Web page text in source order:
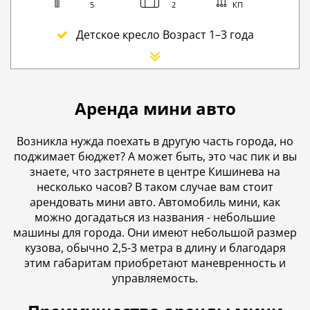
5
2
КП
Детское кресло Возраст 1–3 года
Сиденье для новорожденного
Дополнительное покрытие (SCDW)
GPS навигатор
Зимние цепи
Мобильный Wi-Fi
Аварийная служба премиум-класса на дороге
Пересечение границы Румыния
Плата за мойку автомобиля
Go Chisinau Airport Shuttle Bus Service And
Пересечение границы Ukraine
Аренда мини авто
Возникла нужда поехать в другую часть города, но
поджимает бюджет? А может быть, это час пик и вы
знаете, что застрянете в центре Кишинева на
несколько часов? В таком случае вам стоит
арендовать мини авто. Автомобиль мини, как
можно догадаться из названия - небольшие
машины для города. Они имеют небольшой размер
кузова, обычно 2,5-3 метра в длину и благодаря
этим габаритам приобретают маневренность и
управляемость.